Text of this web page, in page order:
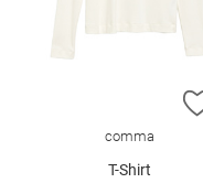
comma
T-Shirt